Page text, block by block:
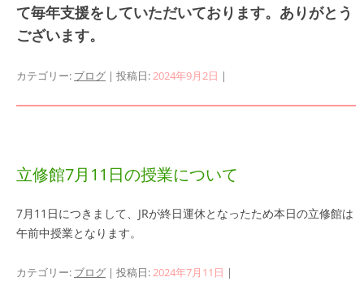
て毎年支援をしていただいております。ありがとう
ございます。
カテゴリー: ブログ | 投稿日:2024年9月2日 |
立修館7月11日の授業について
7月11日につきまして、JRが終日運休となったため本日の立修館は
午前中授業となります。
カテゴリー: ブログ | 投稿日:2024年7月11日 |